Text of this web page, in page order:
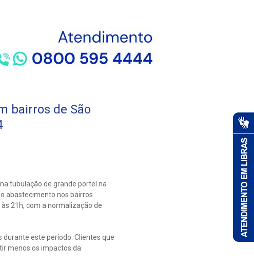
bairros de São
tubulação de grande portel na
abastecimento nos bairros
21h, com a normalização de
este período. Clientes que
menos os impactos da